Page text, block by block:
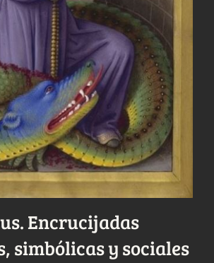
Encrucijadas
simbólicas y sociales